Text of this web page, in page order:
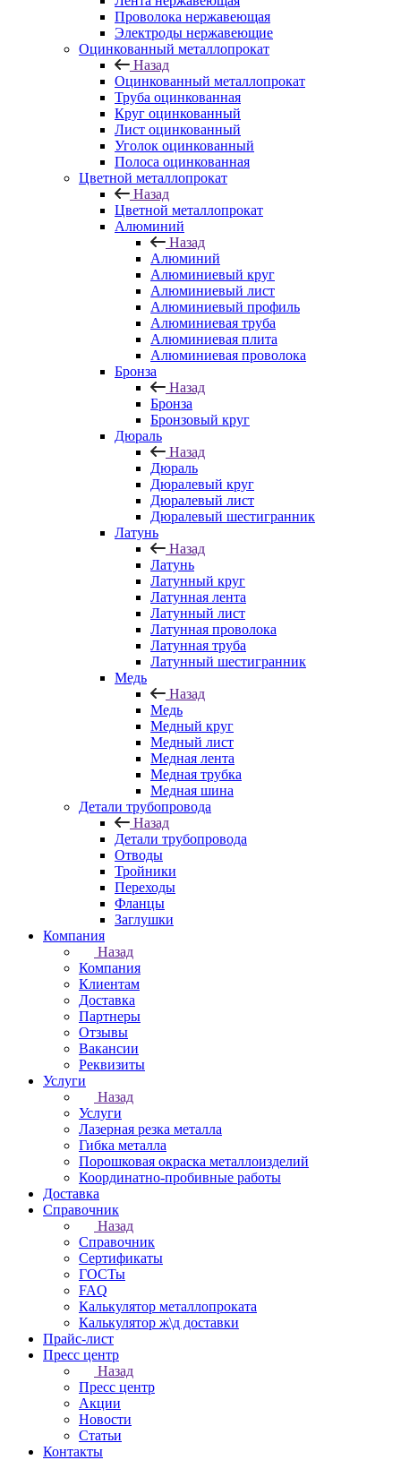
Проволока нержавеющая
Электроды нержавеющие
Оцинкованный металлопрокат
Назад
Оцинкованный металлопрокат
Труба оцинкованная
Круг оцинкованный
Лист оцинкованный
Уголок оцинкованный
Полоса оцинкованная
Цветной металлопрокат
Назад
Цветной металлопрокат
Алюминий
Назад
Алюминий
Алюминиевый круг
Алюминиевый лист
Алюминиевый профиль
Алюминиевая труба
Алюминиевая плита
Алюминиевая проволока
Бронза
Назад
Бронза
Бронзовый круг
Дюраль
Назад
Дюраль
Дюралевый круг
Дюралевый лист
Дюралевый шестигранник
Латунь
Назад
Латунь
Латунный круг
Латунная лента
Латунный лист
Латунная проволока
Латунная труба
Латунный шестигранник
Медь
Назад
Медь
Медный круг
Медный лист
Медная лента
Медная трубка
Медная шина
Детали трубопровода
Назад
Детали трубопровода
Отводы
Тройники
Переходы
Фланцы
Заглушки
Компания
Назад
Компания
Клиентам
Доставка
Партнеры
Отзывы
Вакансии
Реквизиты
Услуги
Назад
Услуги
Лазерная резка металла
Гибка металла
Порошковая окраска металлоизделий
Координатно-пробивные работы
Доставка
Справочник
Назад
Справочник
Сертификаты
ГОСТы
FAQ
Калькулятор металлопроката
Калькулятор ж\д доставки
Прайс-лист
Пресс центр
Назад
Пресс центр
Акции
Новости
Статьи
Контакты